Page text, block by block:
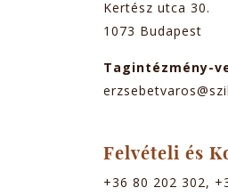
Kertész utca 30.
1073 Budapest
Tagintézmény-
Felvételi és
+36 80 202 302,